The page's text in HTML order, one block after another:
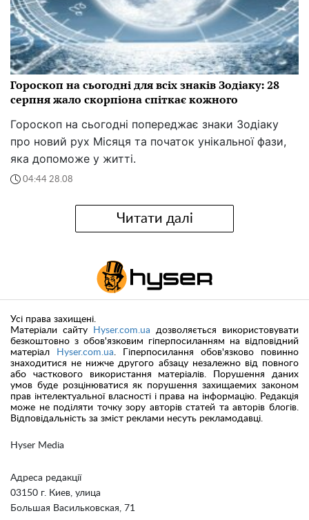
Гороскоп на сьогодні для всіх знаків Зодіаку: 28
серпня жало скорпіона спіткає кожного
Гороскоп на сьогодні попереджає знаки Зодіаку
про новий рух Місяця та початок унікальної фази,
яка допоможе у житті.
04:44 28.08
Читати далі
Hyser Media
Адреса редакції
03150 г. Киев, улица
Большая Васильковская, 71
Усі права захищені.
Матеріали сайту
Hyser.com.ua дозволяється використовувати
безкоштовно з обов'язковим гіперпосиланням на відповідний
матеріал
Hyser.com.ua. Гіперпосилання обов'язково повинно
знаходитися не нижче другого абзацу незалежно від повного
або часткового використання матеріалів. Порушення даних
умов буде розцінюватися як порушення захищаемих законом
прав інтелектуальної власності і права на інформацію. Редакція
може не поділяти точку зору авторів статей та авторів блогів.
Відповідальність за зміст реклами несуть рекламодавці.